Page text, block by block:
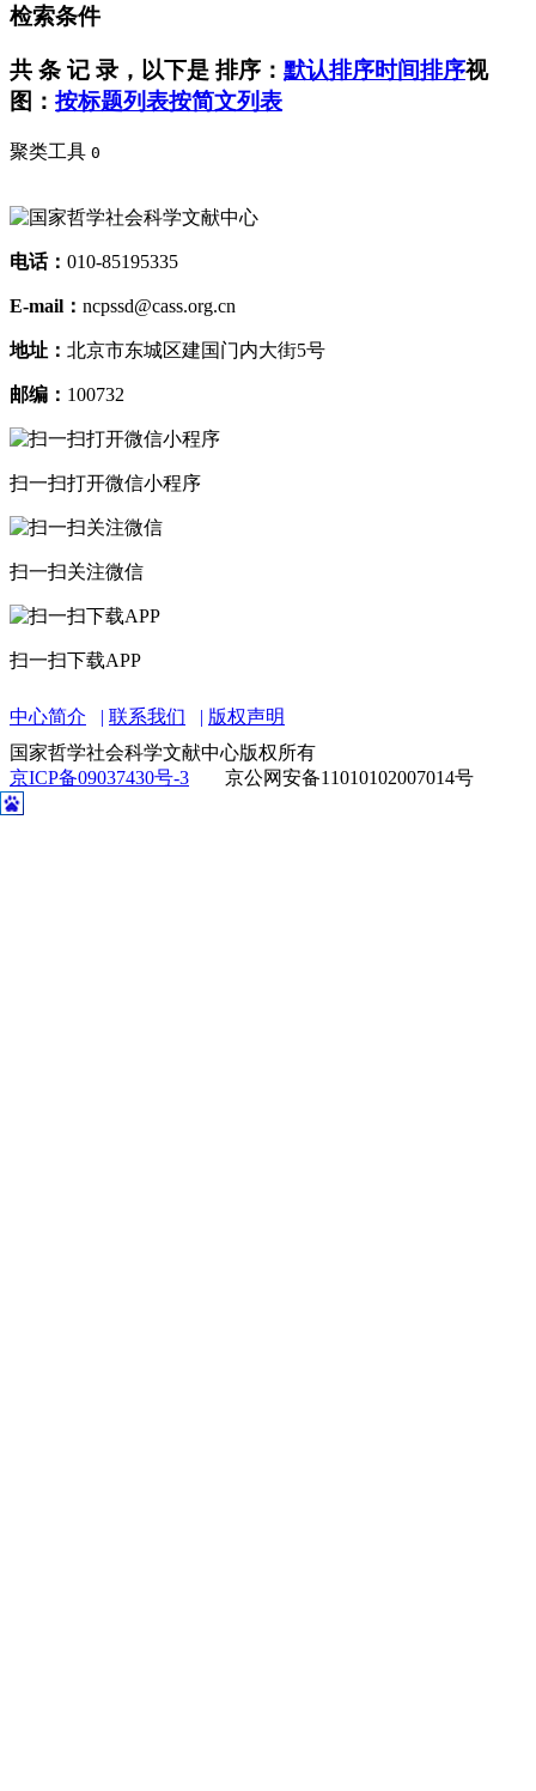
检索条件
共 条 记 录，以下是 排序： 默认排序时间排序视
图： 按标题列表按简文列表
聚类工具 0
电话： 010-85195335
E-mail： ncpssd@cass.org.cn
地址： 北京市东城区建国门内大街5号
邮编： 100732
扫一扫打开微信小程序
扫一扫关注微信
扫一扫下载APP
中心简介 联系我们
版权声明
国家哲学社会科学文献中心版权所有
京ICP备09037430号-3
京公网安备11010102007014号